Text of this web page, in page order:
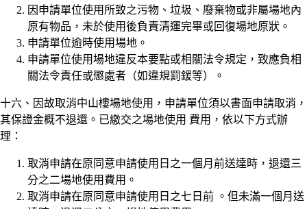
因申請單位使用所致之污物、垃圾、廢棄物或非屬場地內
原有物品，未於使用後負責清運完畢或回復場地原狀。
申請單位逾時使用場地。
申請單位使用場地違反本要點或相關法令規定，致應負相
關法令責任或懲處者（如違規罰鍰等）。
十六、因故取消中山樓場地使用，申請單位須以書面申請取消，
其保證金概不退還。已繳交之場地使用 費用，依以下方式辦
理：
取消申請在原同意申請使用日之一個月前送達時，退還三
分之二場地使用費用。
取消申請在原同意申請使用日之七日前 。但未滿一個月送